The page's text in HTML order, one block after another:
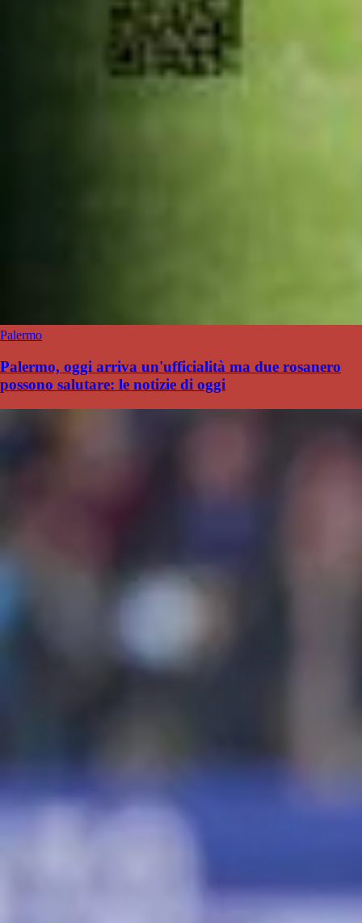
Palermo
Palermo, oggi arriva un'ufficialità ma due rosanero
possono salutare: le notizie di oggi